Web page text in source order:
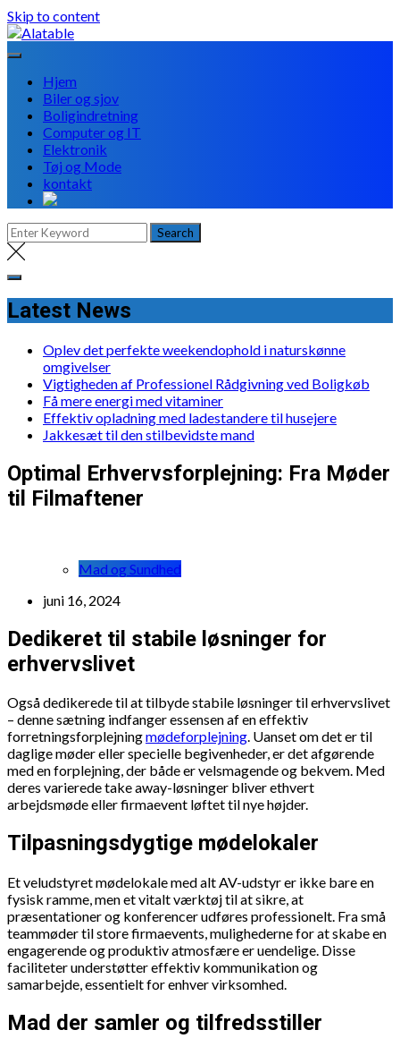
Skip to content
Hjem
Biler og sjov
Boligindretning
Computer og IT
Elektronik
Tøj og Mode
kontakt
Latest News
Oplev det perfekte weekendophold i naturskønne
omgivelser
Vigtigheden af Professionel Rådgivning ved Boligkøb
Få mere energi med vitaminer
Effektiv opladning med ladestandere til husejere
Jakkesæt til den stilbevidste mand
Optimal Erhvervsforplejning: Fra Møder
til Filmaftener
Mad og Sundhed
juni 16, 2024
Dedikeret til stabile løsninger for
erhvervslivet
Også dedikerede til at tilbyde stabile løsninger til erhvervslivet
– denne sætning indfanger essensen af en effektiv
forretningsforplejningmødeforplejning. Uanset om det er til
daglige møder eller specielle begivenheder, er det afgørende
med en forplejning, der både er velsmagende og bekvem. Med
deres varierede take away-løsninger bliver ethvert
arbejdsmøde eller firmaevent løftet til nye højder.
Tilpasningsdygtige mødelokaler
Et veludstyret mødelokale med alt AV-udstyr er ikke bare en
fysisk ramme, men et vitalt værktøj til at sikre, at
præsentationer og konferencer udføres professionelt. Fra små
teammøder til store firmaevents, mulighederne for at skabe en
engagerende og produktiv atmosfære er uendelige. Disse
faciliteter understøtter effektiv kommunikation og
samarbejde, essentielt for enhver virksomhed.
Mad der samler og tilfredsstiller